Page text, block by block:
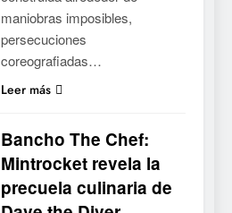
maniobras imposibles,
persecuciones
coreografiadas…
Leer más
Bancho The Chef:
Mintrocket revela la
precuela culinaria de